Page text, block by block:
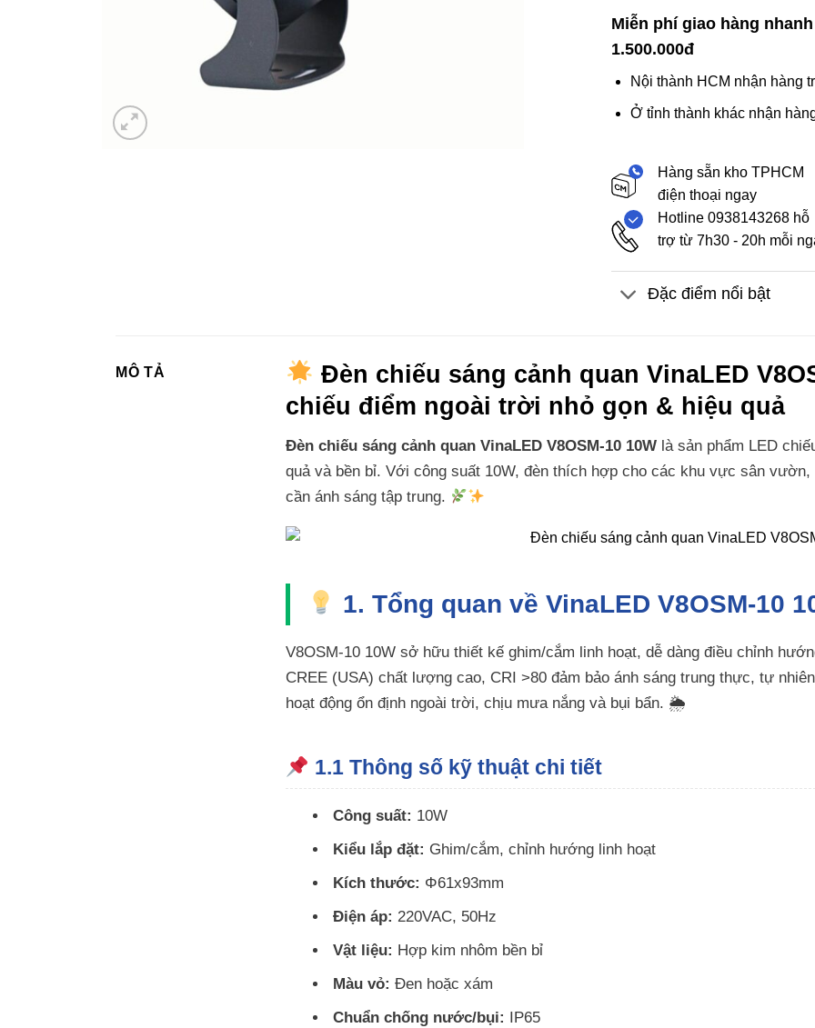
Miễn phí giao hàng
1.500.000đ
Nội thành HCM nhận hàng
Ở tỉnh thành khác nhận
Hàng sẵn kho TPHCM
điện thoại ngay
Hotline 0938143268 hỗ
trợ từ 7h30 - 20h mỗi
Đặc điểm nổi bật
MÔ TẢ
Đèn chiếu sáng cảnh quan VinaLED
chiếu điểm ngoài trời nhỏ gọn & hiệu quả
Đèn chiếu sáng cảnh quan VinaLED V8OSM-10 10Wlà sản phẩm LED
quả và bền bỉ. Với công suất 10W, đèn thích hợp cho các khu vực sân
cần ánh sáng tập trung.
1. Tổng quan về VinaLED V8OSM-10
V8OSM-10 10W sở hữu thiết kế ghim/cắm linh hoạt, dễ dàng điều chỉnh
CREE (USA) chất lượng cao, CRI >80 đảm bảo ánh sáng trung thực, tự
hoạt động ổn định ngoài trời, chịu mưa nắng và bụi bẩn. 🌦
1.1 Thông số kỹ thuật chi tiết
Công suất: 10W
Kiểu lắp đặt: Ghim/cắm, chỉnh hướng linh hoạt
Kích thước: Φ61x93mm
Điện áp: 220VAC, 50Hz
Vật liệu: Hợp kim nhôm bền bỉ
Màu vỏ: Đen hoặc xám
Chuẩn chống nước/bụi: IP65